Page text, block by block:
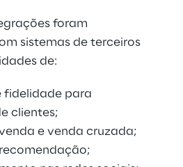
foram
sistemas de terceiros
de:
fidelidade para
clientes;
e venda cruzada;